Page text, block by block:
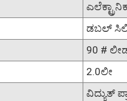
ಡಬಲ್
90 #
2.0ಲೀ
ವಿದ್ಯುತ್